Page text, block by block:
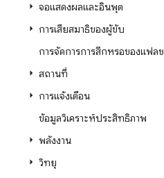
จอแสดงผลและอินพุต
การเสียสมาธิของผู้ขับ
การจัดการการสึกหรอของแฟลช
สถานที่
การแจ้งเตือน
ข้อมูลวิเคราะห์ประสิทธิภาพ
พลังงาน
วิทยุ